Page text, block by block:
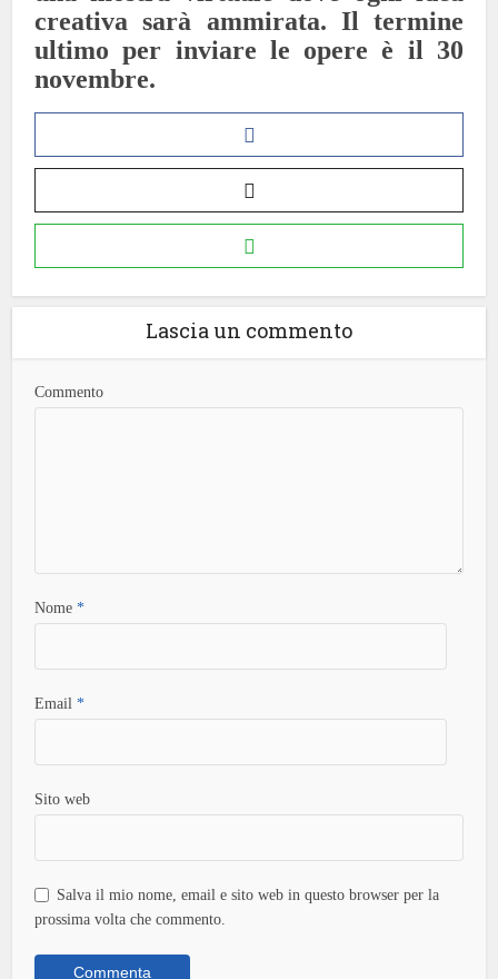
creativa sarà ammirata. Il termine
ultimo per inviare le opere è il 30
novembre.
Lascia un commento
Commento
Nome*
Email*
Sito web
Salva il mio nome, email e sito web in questo browser per la
prossima volta che commento.